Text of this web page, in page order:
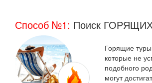
Способ №1: Поиск
Горящие
которые не
подобного
могут